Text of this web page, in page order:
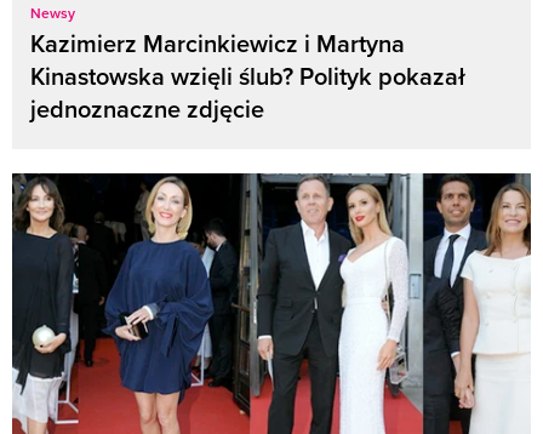
Newsy
Kazimierz Marcinkiewicz i Martyna
Kinastowska wzięli ślub? Polityk pokazał
jednoznaczne zdjęcie